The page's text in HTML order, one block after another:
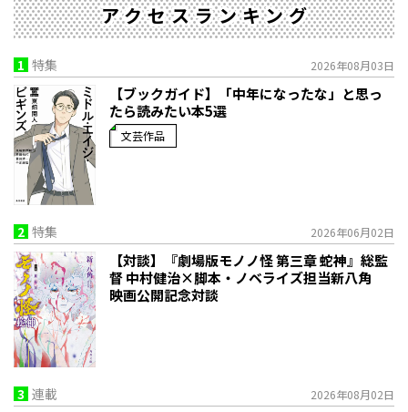
アクセスランキング
1 特集 2026年08月03日
【ブックガイド】「中年になったな」と思っ
たら読みたい本5選
文芸作品
2 特集 2026年06月02日
【対談】『劇場版モノノ怪 第三章 蛇神』総監
督 中村健治×脚本・ノベライズ担当新八角
映画公開記念対談
3 連載 2026年08月02日